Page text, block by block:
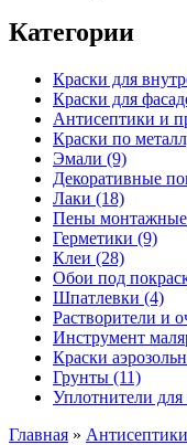
Категории
Краски для
Краски для
Антисептики и
Краски по
Эмали (9)
Декоративные
Лаки (18)
Пены монтажные
Герметики (9)
Клеи (28)
Обои под
Шпатлевки (4)
Растворители и
Инструмент
Краски
Грунты (11)
Уплотнители
Главная »